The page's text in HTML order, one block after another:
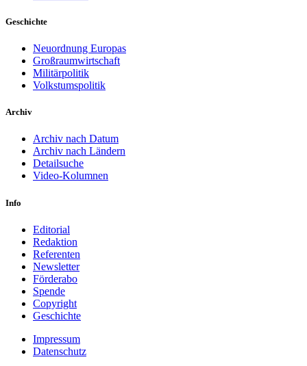
Geschichte
Neuordnung Europas
Großraumwirtschaft
Militärpolitik
Volkstumspolitik
Archiv
Archiv nach Datum
Archiv nach Ländern
Detailsuche
Video-Kolumnen
Info
Editorial
Redaktion
Referenten
Newsletter
Förderabo
Spende
Copyright
Geschichte
Impressum
Datenschutz